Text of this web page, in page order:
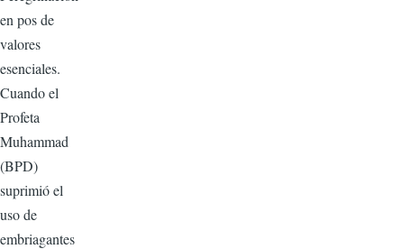
en pos de
valores
esenciales.
Cuando el
Profeta
Muhammad
(BPD)
suprimió el
uso de
embriagantes